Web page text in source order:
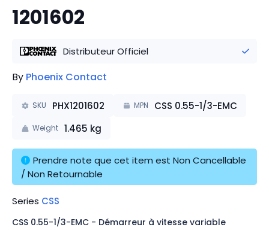
1201602
Distributeur Officiel
By Phoenix Contact
SKU PHX1201602 MPN CSS 0.55-1/3-EMC
Weight 1.465 kg
Prendre note que cet item est Non Cancellable
/ Non Retournable
Series CSS
CSS 0.55-1/3-EMC - Démarreur à vitesse variable